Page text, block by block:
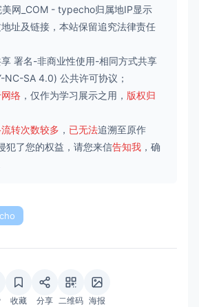
网_COM - typecho归属地IP显示
址及链接，本站保留追究法律责任
署名-非商业性使用-相同方式共享
NC-SA 4.0) 公共许可协议；
络 ，仅作为学习展示之用， 版权归
转次数较多 ， 已无法追溯至原作
犯了您的权益，请您来信告知我 ，确
收藏 分享 二维码 海报